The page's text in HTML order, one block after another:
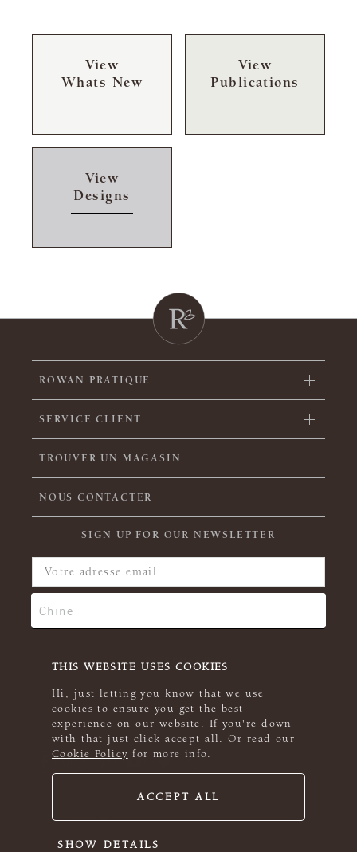
THIS WEBSITE USES COOKIES
Hi, just letting you know that we use
cookies to ensure you get the best
experience on our website. If you're down
with that just click accept all. Or read our
Cookie Policy for more info.
ACCEPT ALL
SHOW DETAILS
View
Whats New
View
Publications
View
Designs
ROWAN PRATIQUE
SERVICE CLIENT
TROUVER UN MAGASIN
NOUS CONTACTER
SIGN UP FOR OUR NEWSLETTER
© 2026 Rowan